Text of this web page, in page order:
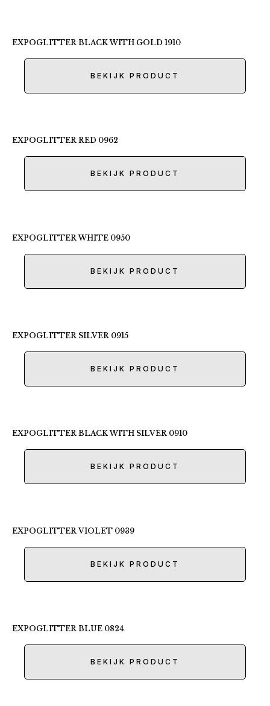
EXPOGLITTER BLACK WITH GOLD 1910
BEKIJK PRODUCT
EXPOGLITTER RED 0962
BEKIJK PRODUCT
EXPOGLITTER WHITE 0950
BEKIJK PRODUCT
EXPOGLITTER SILVER 0915
BEKIJK PRODUCT
EXPOGLITTER BLACK WITH SILVER 0910
BEKIJK PRODUCT
EXPOGLITTER VIOLET 0939
BEKIJK PRODUCT
EXPOGLITTER BLUE 0824
BEKIJK PRODUCT